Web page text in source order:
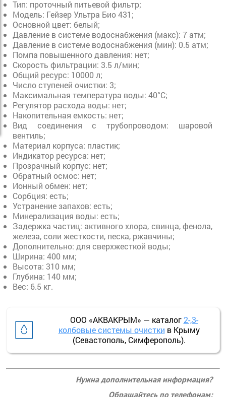
Тип: проточный питьевой фильтр;
Модель: Гейзер Ультра Био 431;
Основной цвет: белый;
Давление в системе водоснабжения (макс): 7 атм;
Давление в системе водоснабжения (мин): 0.5 атм;
Помпа повышенного давления: нет;
Скорость фильтрации: 3.5 л/мин;
Общий ресурс: 10000 л;
Число ступеней очистки: 3;
Максимальная температура воды: 40°С;
Регулятор расхода воды: нет;
Накопительная емкость: нет;
Вид соединения с трубопроводом: шаровой
вентиль;
Материал корпуса: пластик;
Индикатор ресурса: нет;
Прозрачный корпус: нет;
Обратный осмос: нет;
Ионный обмен: нет;
Сорбция: есть;
Устранение запахов: есть;
Минерализация воды: есть;
Задержка частиц: активного хлора, свинца, фенола,
железа, соли жесткости, песка, ржавчины;
Дополнительно: для сверхжесткой воды;
Ширина: 400 мм;
Высота: 310 мм;
Глубина: 140 мм;
Вес: 6.5 кг.
ООО «АКВАКРЫМ» — каталог 2-,3-
колбовые системы очистки в Крыму
(Севастополь, Симферополь).
Нужна дополнительная информация?
Обращайтесь по телефонам: